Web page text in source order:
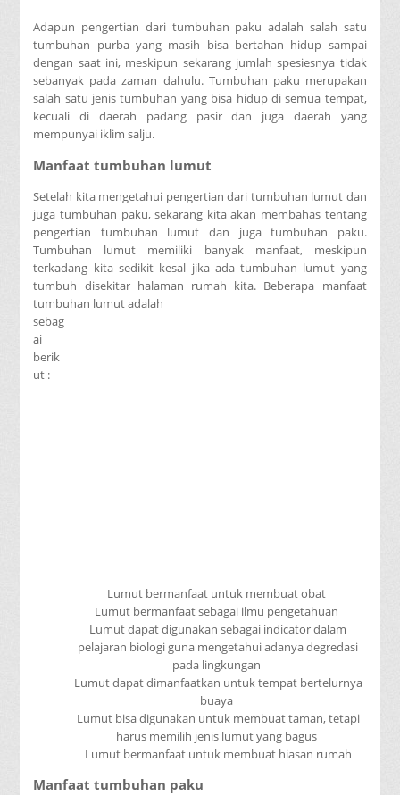
Adapun pengertian dari tumbuhan paku adalah salah satu
tumbuhan purba yang masih bisa bertahan hidup sampai
dengan saat ini, meskipun sekarang jumlah spesiesnya tidak
sebanyak pada zaman dahulu. Tumbuhan paku merupakan
salah satu jenis tumbuhan yang bisa hidup di semua tempat,
kecuali di daerah padang pasir dan juga daerah yang
mempunyai iklim salju.
Manfaat tumbuhan lumut
Setelah kita mengetahui pengertian dari tumbuhan lumut dan
juga tumbuhan paku, sekarang kita akan membahas tentang
pengertian tumbuhan lumut dan juga tumbuhan paku.
Tumbuhan lumut memiliki banyak manfaat, meskipun
terkadang kita sedikit kesal jika ada tumbuhan lumut yang
tumbuh disekitar halaman rumah kita. Beberapa manfaat
tumbuhan lumut adalah
sebag
ai
berik
ut :
Lumut bermanfaat untuk membuat obat
Lumut bermanfaat sebagai ilmu pengetahuan
Lumut dapat digunakan sebagai indicator dalam
pelajaran biologi guna mengetahui adanya degredasi
pada lingkungan
Lumut dapat dimanfaatkan untuk tempat bertelurnya
buaya
Lumut bisa digunakan untuk membuat taman, tetapi
harus memilih jenis lumut yang bagus
Lumut bermanfaat untuk membuat hiasan rumah
Manfaat tumbuhan paku